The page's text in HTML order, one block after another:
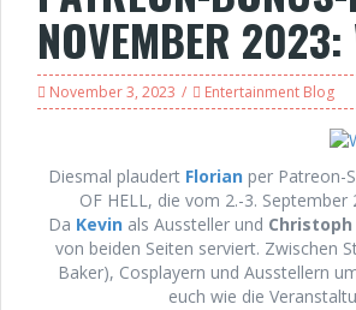
NOVEMBER 2023:
November 3, 2023 Entertainment Blog
Diesmal plaudert Florianper Patreon-
OF HELL, die vom 2.-3.
Da Kevinals Aussteller und Christoph
von beiden Seiten serviert. Zwischen
Baker), Cosplayern und Ausstellern
euch wie die